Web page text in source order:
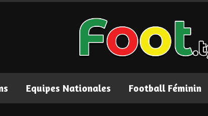
Equipes Nationales Football Féminin